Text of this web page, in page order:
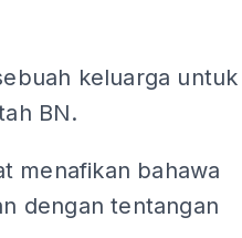
keluarga untuk
BN.
menafikan bahawa
dengan tentangan